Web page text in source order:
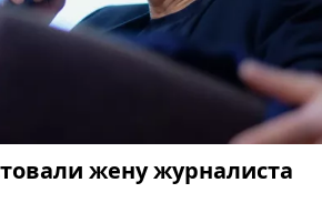
жену журналиста